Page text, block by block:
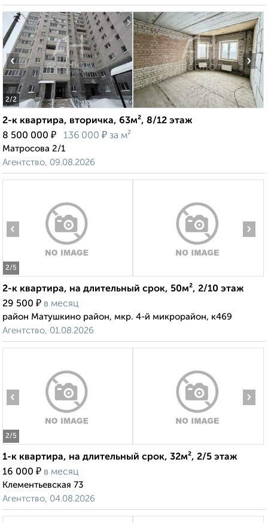
2/2
‹ ›
2-к квартира, вторичка, 63м², 8/12 этаж
8 500 000 ₽ 136 000 ₽ за м²
Матросова 2/1
Агентство, 09.08.2026
2/5
‹ ›
2-к квартира, на длительный срок, 50м², 2/10 этаж
29 500 ₽ в месяц
район Матушкино район, мкр. 4-й микрорайон, к469
Агентство, 01.08.2026
2/5
‹ ›
1-к квартира, на длительный срок, 32м², 2/5 этаж
16 000 ₽ в месяц
Клементьевская 73
Агентство, 04.08.2026